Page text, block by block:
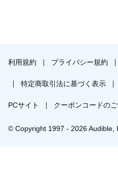
利用規約 プライバシー規約
特定商取引法に基づく表示
PCサイト クーポンコードの
© Copyright 1997 - 2026 Audible,